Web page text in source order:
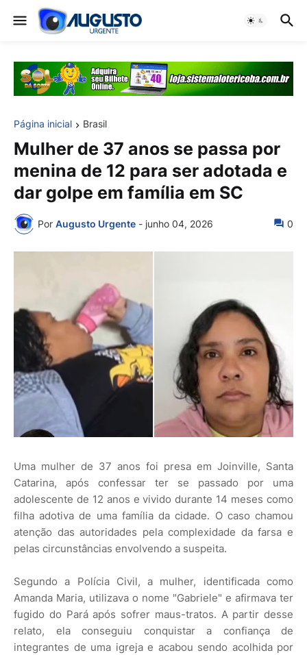
Página inicial Brasil
Mulher de 37 anos se passa por
menina de 12 para ser adotada e
dar golpe em família em SC
Por Augusto Urgente - junho 04, 2026 0
Uma mulher de 37 anos foi presa em Joinville, Santa
Catarina, após confessar ter se passado por uma
adolescente de 12 anos e vivido durante 14 meses como
filha adotiva de uma família da cidade. O caso chamou
atenção das autoridades pela complexidade da farsa e
pelas circunstâncias envolvendo a suspeita.
Segundo a Polícia Civil, a mulher, identificada como
Amanda Maria, utilizava o nome "Gabriele" e afirmava ter
fugido do Pará após sofrer maus-tratos. A partir desse
relato, ela conseguiu conquistar a confiança de
integrantes de uma igreja e acabou sendo acolhida por